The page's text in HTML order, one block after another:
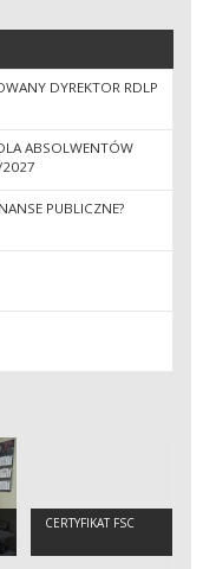
DYREKTOR RDLP
ABSOLWENTÓW
2027
PUBLICZNE?
CERTYFIKAT FSC